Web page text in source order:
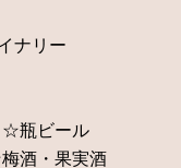
ナリー
☆瓶ビール
酒・果実酒